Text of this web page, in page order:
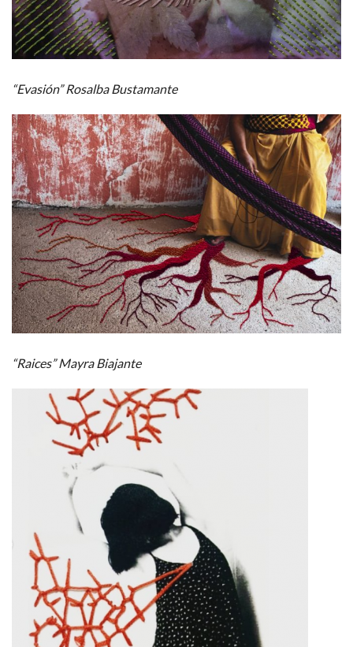
“Evasión” Rosalba Bustamante
“Raices” Mayra Biajante